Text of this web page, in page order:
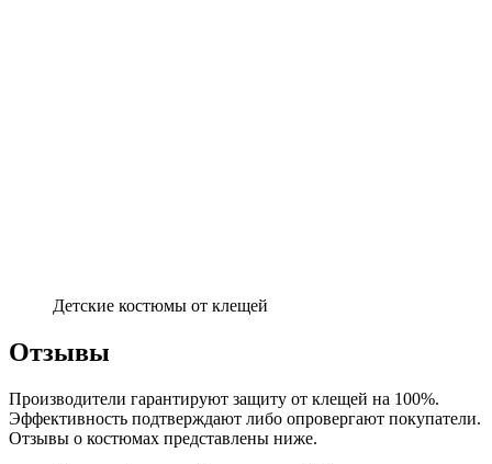
Детские костюмы от клещей
Отзывы
Производители гарантируют защиту от клещей на 100%.
Эффективность подтверждают либо опровергают покупатели.
Отзывы о костюмах представлены ниже.